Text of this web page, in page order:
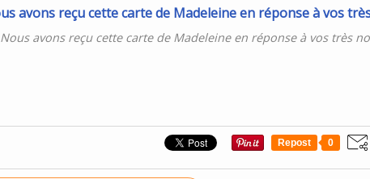
Nous avons reçu cette carte de Madeleine en réponse à vos très
Repost 0